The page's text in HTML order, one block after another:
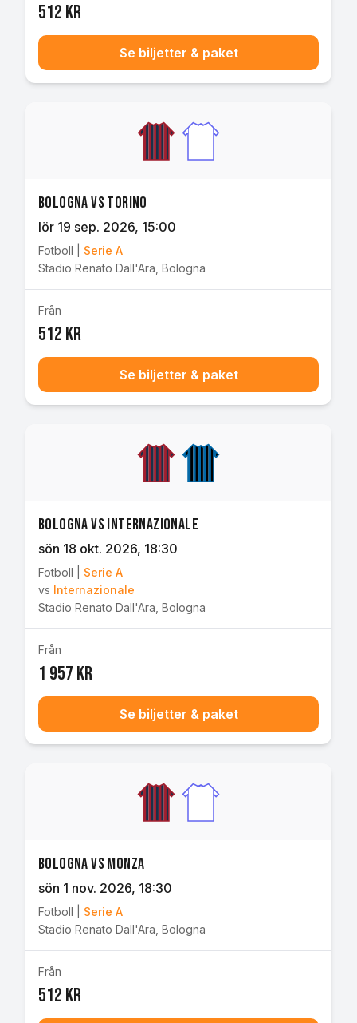
512 kr
Se biljetter & paket
Bologna vs Torino
lör 19 sep. 2026, 15:00
Fotboll
Serie A
Stadio Renato Dall'Ara Bologna
Från
512 kr
Se biljetter & paket
Bologna vs Internazionale
sön 18 okt. 2026, 18:30
Fotboll
Serie A
vs Internazionale
Stadio Renato Dall'Ara Bologna
Från
1 957 kr
Se biljetter & paket
Bologna vs Monza
sön 1 nov. 2026, 18:30
Fotboll
Serie A
Stadio Renato Dall'Ara Bologna
Från
512 kr